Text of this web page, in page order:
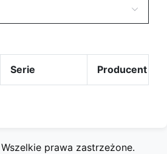
Serie
Producent
prawa zastrzeżone.